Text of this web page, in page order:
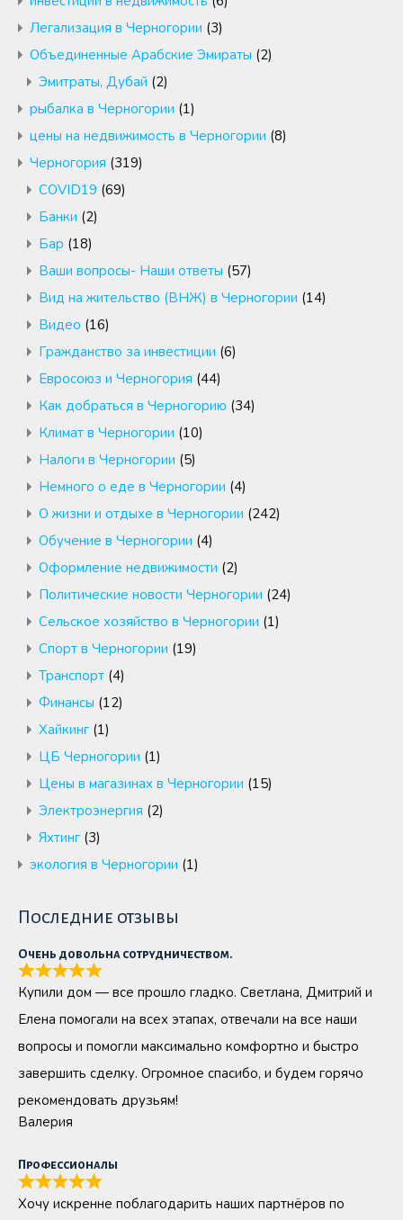
Легализация в Черногории (3)
Объединенные Арабские Эмираты (2)
Эмитраты, Дубай (2)
рыбалка в Черногории (1)
цены на недвижимость в Черногории (8)
Черногория (319)
COVID19 (69)
Банки (2)
Бар (18)
Ваши вопросы- Наши ответы (57)
Вид на жительство (ВНЖ) в Черногории (14)
Видео (16)
Гражданство за инвестиции (6)
Евросоюз и Черногория (44)
Как добраться в Черногорию (34)
Климат в Черногории (10)
Налоги в Черногории (5)
Немного о еде в Черногории (4)
О жизни и отдыхе в Черногории (242)
Обучение в Черногории (4)
Оформление недвижимости (2)
Политические новости Черногории (24)
Сельское хозяйство в Черногории (1)
Спорт в Черногории (19)
Транспорт (4)
Финансы (12)
Хайкинг (1)
ЦБ Черногории (1)
Цены в магазинах в Черногории (15)
Электроэнергия (2)
Яхтинг (3)
экология в Черногории (1)
Последние отзывы
Очень довольна сотрудничеством.
Купили дом — все прошло гладко. Светлана, Дмитрий и
Елена помогали на всех этапах, отвечали на все наши
вопросы и помогли максимально комфортно и быстро
завершить сделку. Огромное спасибо, и будем горячо
рекомендовать друзьям!
Валерия
Профессионалы
Хочу искренне поблагодарить наших партнёров по